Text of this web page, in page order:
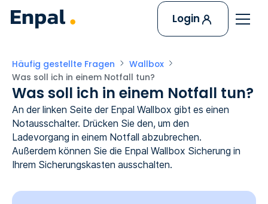
Login
Häufig gestellte Fragen
Wallbox
Was soll ich in einem Notfall tun?
Was soll ich in einem Notfall tun?
An der linken Seite der Enpal Wallbox gibt es einen
Notausschalter. Drücken Sie den, um den
Ladevorgang in einem Notfall abzubrechen.
Außerdem können Sie die Enpal Wallbox Sicherung in
Ihrem Sicherungskasten ausschalten.